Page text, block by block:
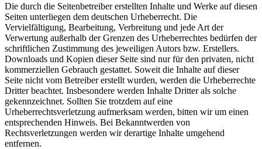
Die durch die Seitenbetreiber erstellten Inhalte und Werke auf diesen
Seiten unterliegen dem deutschen Urheberrecht. Die
Vervielfältigung, Bearbeitung, Verbreitung und jede Art der
Verwertung außerhalb der Grenzen des Urheberrechtes bedürfen der
schriftlichen Zustimmung des jeweiligen Autors bzw. Erstellers.
Downloads und Kopien dieser Seite sind nur für den privaten, nicht
kommerziellen Gebrauch gestattet. Soweit die Inhalte auf dieser
Seite nicht vom Betreiber erstellt wurden, werden die Urheberrechte
Dritter beachtet. Insbesondere werden Inhalte Dritter als solche
gekennzeichnet. Sollten Sie trotzdem auf eine
Urheberrechtsverletzung aufmerksam werden, bitten wir um einen
entsprechenden Hinweis. Bei Bekanntwerden von
Rechtsverletzungen werden wir derartige Inhalte umgehend
entfernen.